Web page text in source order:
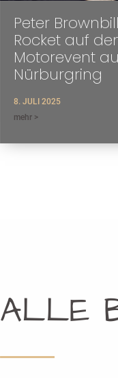
Peter
Rocket auf
Motorevent
Nürburgring
8. JULI 2025
mehr >
ALLE